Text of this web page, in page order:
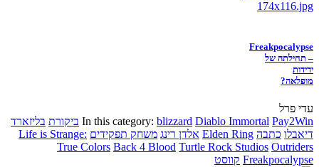
Freakpocalypse
– תחילתה של
ידידות
מופלאה?
עדי פרל
In this category: blizzard Diablo Immortal Pay2Win ביקורת בליזארד
דיאבלו כתבה Elden Ring אלדן רינג משחק תפקידים Life is Strange:
True Colors Back 4 Blood Turtle Rock Studios Outriders
Freakpocalypse קווסט